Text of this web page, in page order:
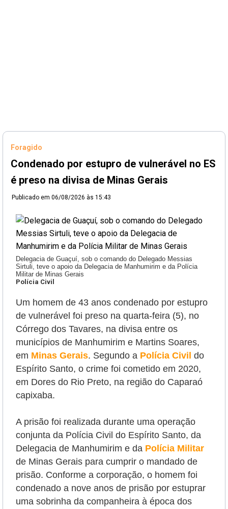
Foragido
Condenado por estupro de vulnerável no ES
é preso na divisa de Minas Gerais
Publicado em 06/08/2026 às 15:43
Delegacia de Guaçuí, sob o comando do Delegado Messias
Sirtuli, teve o apoio da Delegacia de Manhumirim e da Polícia
Militar de Minas Gerais
Polícia Civil
Um homem de 43 anos condenado por estupro
de vulnerável foi preso na quarta-feira (5), no
Córrego dos Tavares, na divisa entre os
municípios de Manhumirim e Martins Soares,
em Minas Gerais. Segundo a Polícia Civil do
Espírito Santo, o crime foi cometido em 2020,
em Dores do Rio Preto, na região do Caparaó
capixaba.
A prisão foi realizada durante uma operação
conjunta da Polícia Civil do Espírito Santo, da
Delegacia de Manhumirim e da Polícia Militar
de Minas Gerais para cumprir o mandado de
prisão. Conforme a corporação, o homem foi
condenado a nove anos de prisão por estuprar
uma sobrinha da companheira à época dos